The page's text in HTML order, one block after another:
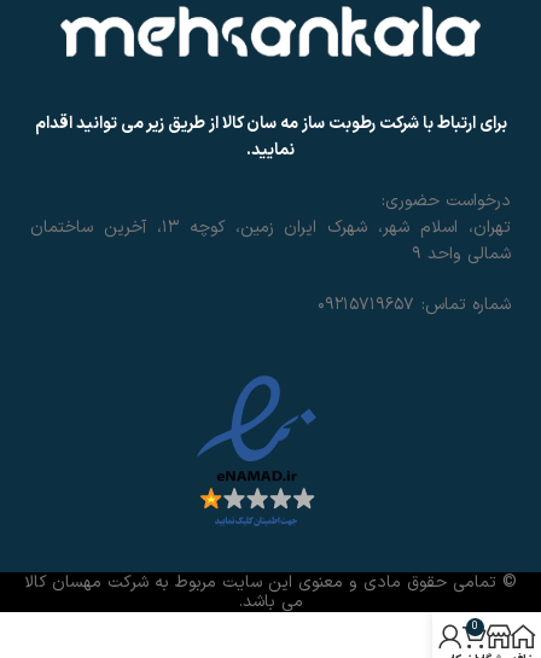
برای ارتباط با شرکت رطوبت ساز مه سان کالا از طریق زیر می توانید اقدام
نمایید.
درخواست حضوری:
تهران، اسلام شهر، شهرک ایران زمین، کوچه ۱۳، آخرین ساختمان
شمالی واحد ۹
شماره تماس: ۰۹۲۱۵۷۱۹۶۵۷
© تمامی حقوق مادی و معنوی این سایت مربوط به شرکت مهسان کالا
می باشد.
0